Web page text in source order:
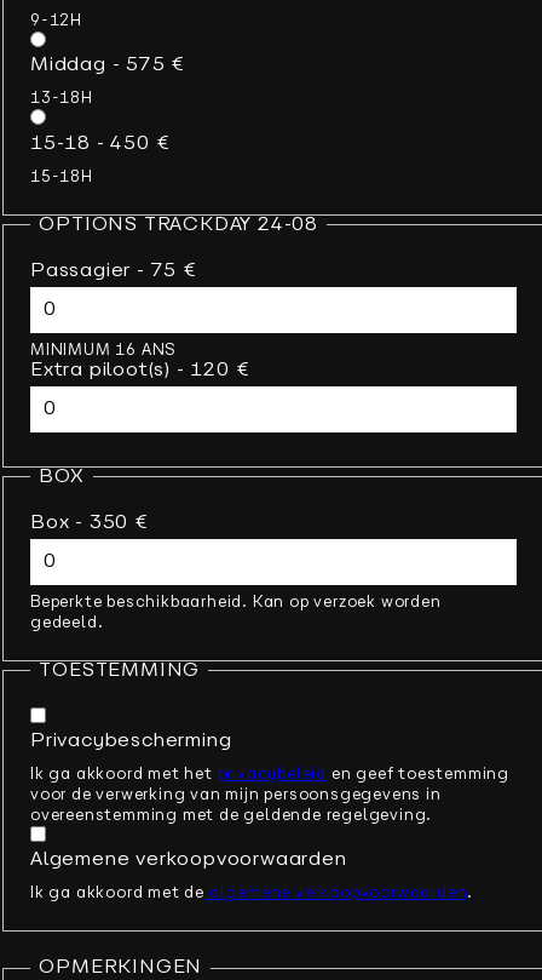
9-12H
Middag - 575 €
13-18H
15-18 - 450 €
15-18H
OPTIONS TRACKDAY 24-08
Passagier - 75 €
MINIMUM 16 ANS
Extra piloot(s) - 120 €
BOX
Box - 350 €
Beperkte beschikbaarheid. Kan op verzoek worden
gedeeld.
TOESTEMMING
Privacybescherming
Ik ga akkoord met het privacybeleid en geef toestemming
voor de verwerking van mijn persoonsgegevens in
overeenstemming met de geldende regelgeving.
Algemene verkoopvoorwaarden
Ik ga akkoord met de algemene verkoopvoorwaarden.
OPMERKINGEN